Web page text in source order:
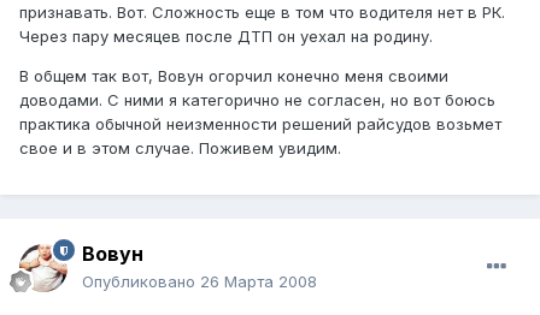
признавать. Вот. Сложность еще в том что водителя нет в РК.
Через пару месяцев после ДТП он уехал на родину.
В общем так вот, Вовун огорчил конечно меня своими
доводами. С ними я категорично не согласен, но вот боюсь
практика обычной неизменности решений райсудов возьмет
свое и в этом случае. Поживем увидим.
Вовун
Опубликовано 26 Марта 2008